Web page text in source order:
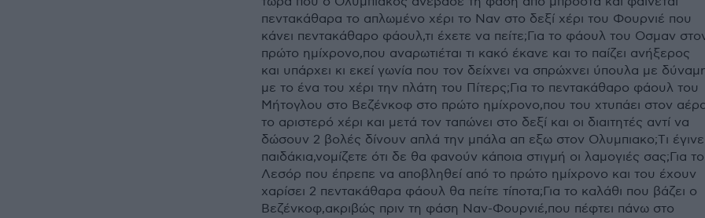
πεντακάθαρα το απλωμένο χέρι το Ναν στο δεξί χέρι του Φουρνιέ που
κάνει πεντακάθαρο φάουλ,τι έχετε να πείτε;Για το φάουλ του Οσμαν
πρώτο ημίχρονο,που αναρωτιέται τι κακό έκανε και το παίζει ανήξερος
και υπάρχει κι εκεί γωνία που τον δείχνει να σπρώχνει ύπουλα με
με το ένα του χέρι την πλάτη του Πίτερς;Για το πεντακάθαρο φάουλ του
Μήτογλου στο Βεζένκοφ στο πρώτο ημίχρονο,που του χτυπάει στον
το αριστερό χέρι και μετά τον ταπώνει στο δεξί και οι διαιτητές αντί να
δώσουν 2 βολές δίνουν απλά την μπάλα απ εξω στον Ολυμπιακο;Tι έγινε
παιδάκια,νομίζετε ότι δε θα φανούν κάποια στιγμή οι λαμογιές σας;Για το
Λεσόρ που έπρεπε να αποβληθεί από το πρώτο ημίχρονο και του έχουν
χαρίσει 2 πεντακάθαρα φάουλ θα πείτε τίποτα;Για το καλάθι που βάζει ο
Βεζένκοφ,ακριβώς πριν τη φάση Ναν-Φουρνιέ,που πέφτει πάνω στο